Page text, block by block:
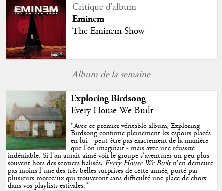
Critique d'album
Eminem
The Eminem Show
Album de la semaine
Exploring Birdsong
Every House We Built
"Avec ce premier véritable album, Exploring
Birdsong confirme pleinement les espoirs placés
en lui - peut-être pas exactement de la manière
que l'on imaginait - mais avec une réussite
indéniable. Si l'on aurait aimé voir le groupe s'aventurer un peu plus
souvent hors des sentiers balisés,Every House We Builtn'en demeure
pas moins l'une des très belles surprises de cette année, porté par
plusieurs morceaux qui trouveront sans difficulté une place de choix
dans vos playlists estivales."